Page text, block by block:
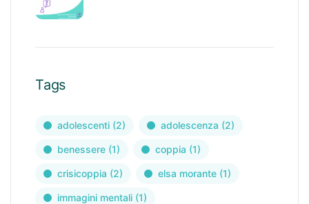
Tags
adolescenti (2) adolescenza (2)
benessere (1) coppia (1)
crisicoppia (2) elsa morante (1)
immagini mentali (1)